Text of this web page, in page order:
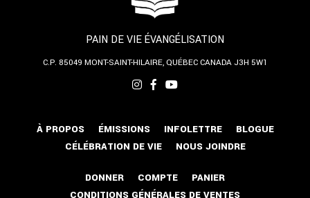
PAIN DE VIE ÉVANGÉLISATION
C.P. 85049 MONT-SAINT-HILAIRE, QUÉBECCANADA J3H 5W1
À PROPOS ÉMISSIONS INFOLETTRE
BLOGUE
CÉLÉBRATION DE VIE
NOUS JOINDRE
DONNER COMPTE
PANIER
CONDITIONS GÉNÉRALES DE VENTES